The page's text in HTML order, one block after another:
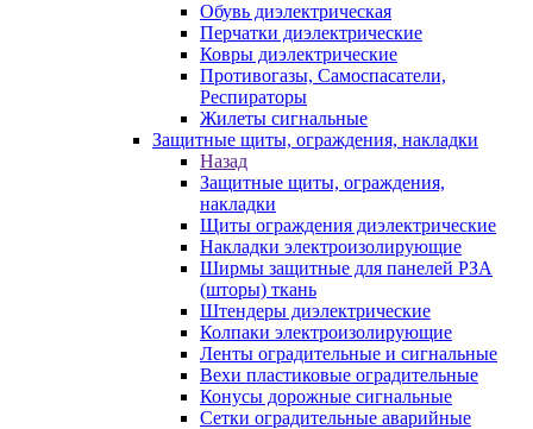
Обувь диэлектрическая
Перчатки диэлектрические
Ковры диэлектрические
Противогазы, Самоспасатели,
Респираторы
Жилеты сигнальные
Защитные щиты, ограждения, накладки
Назад
Защитные щиты, ограждения,
накладки
Щиты ограждения диэлектрические
Накладки электроизолирующие
Ширмы защитные для панелей РЗА
(шторы) ткань
Штендеры диэлектрические
Колпаки электроизолирующие
Ленты оградительные и сигнальные
Вехи пластиковые оградительные
Конусы дорожные сигнальные
Сетки оградительные аварийные